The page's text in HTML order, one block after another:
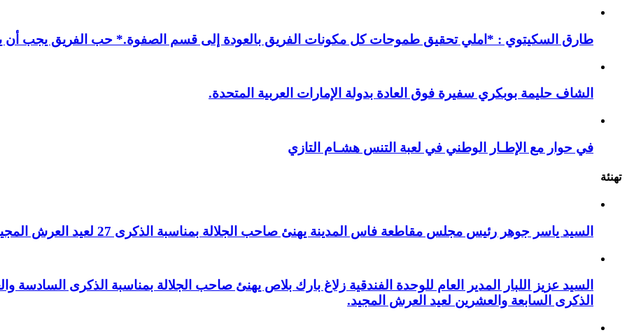
طارق السكيتوي : *املي تحقيق طموحات كل مكونات الفريق بالعودة إلى قسم الصفوة.* حب الفريق يجب أن
الشاف حليمة بوبكري سفيرة فوق العادة بدولة الإمارات العربية المتحدة.
في حوار مع الإطـار الوطني في لعبة التنس هشـام التازي
تهنئة
السيد ياسر جوهر رئيس مجلس مقاطعة فاس المدينة يهنئ صاحب الجلالة بمناسبة الذكرى 27 لعيد العرش المجيد.
السيد عزيز اللبار المدير العام للوحدة الفندقية زلاغ بارك بلاص يهنئ صاحب الجلالة بمناسبة الذكرى
الذكرى السابعة والعشرين لعيد العرش المجيد.